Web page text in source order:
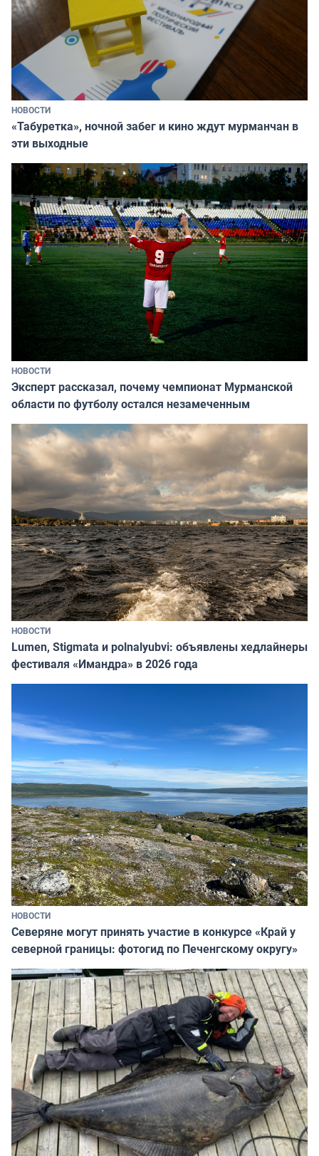
НОВОСТИ
«Табуретка», ночной забег и кино ждут мурманчан в
эти выходные
НОВОСТИ
Эксперт рассказал, почему чемпионат Мурманской
области по футболу остался незамеченным
НОВОСТИ
Lumen, Stigmata и polnalyubvi: объявлены хедлайнеры
фестиваля «Имандра» в 2026 года
НОВОСТИ
Северяне могут принять участие в конкурсе «Край у
северной границы: фотогид по Печенгскому округу»